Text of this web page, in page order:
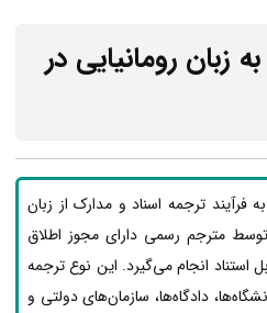
زبان رومانیایی در
فرآیند ترجمه اسناد و مدارک از زبان
توسط مترجم رسمی دارای مجوز اطلاق
انجام می‌گیرد. این نوع ترجمه
دادگاه‌ها، سازمان‌های دولتی و